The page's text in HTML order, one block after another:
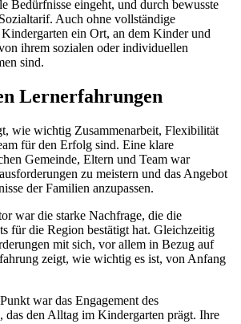
Bedürfnisse eingeht, und durch bewusste
Auch ohne vollständige
ein Ort, an dem Kinder und
ihrem sozialen oder individuellen
sind.
Lernerfahrungen
wie wichtig Zusammenarbeit, Flexibilität
für den Erfolg sind. Eine klare
Gemeinde, Eltern und Team war
zu meistern und das Angebot
der Familien anzupassen.
war die starke Nachfrage, die die
für die Region bestätigt hat. Gleichzeitig
mit sich, vor allem in Bezug auf
zeigt, wie wichtig es ist, von Anfang
war das Engagement des
das den Alltag im Kindergarten prägt. Ihre